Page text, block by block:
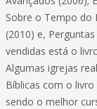
Sobre o Tempo do
(2010) e,
vendidas está o
Algumas igrejas
Bíblicas com o
sendo o melhor